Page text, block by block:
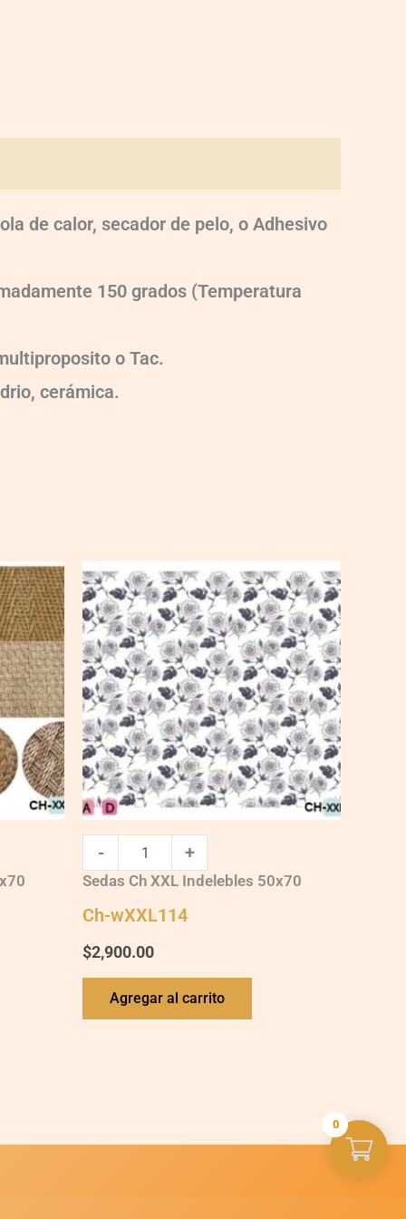
de calor, secador de pelo, o Adhesivo
150 grados (Temperatura
o Tac.
cerámica.
Ch-
wXXL114
quantity
- +
Sedas Ch XXL Indelebles 50x70
Ch-wXXL114
$2,900.00
Agregar al carrito
0